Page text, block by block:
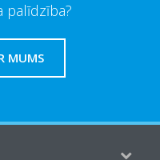
palīdzība?
MUMS